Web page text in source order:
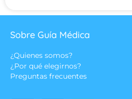
Sobre Guía Médica
¿Quienes somos?
¿Por qué elegirnos?
Preguntas frecuentes